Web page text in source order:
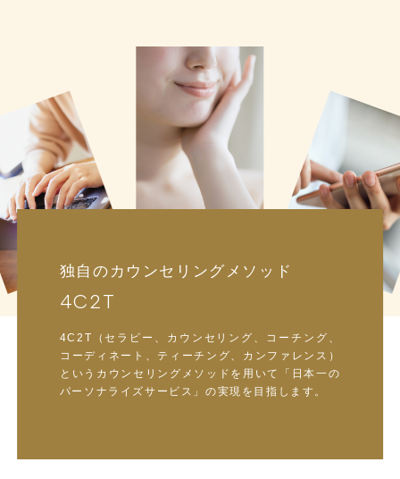
独自のカウンセリングメソッド
4C2T
4C2T（セラピー、カウンセリング、コーチング、
コーディネート、ティーチング、カンファレンス）
というカウンセリングメソッドを用いて「日本一の
パーソナライズサービス」の実現を目指します。